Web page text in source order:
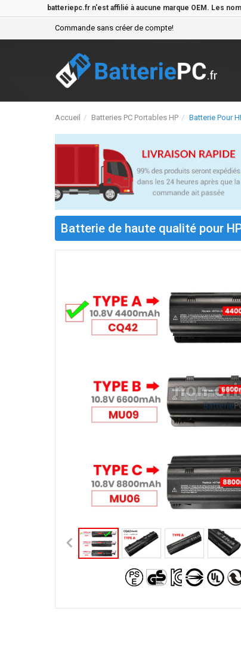
batteriepc.fr n'est affilié à aucune marque OEM. Les
Commande sans créer de compte!
Accueil Batteries PC Portables HP Batterie Pour
Batterie de haute qualité pour